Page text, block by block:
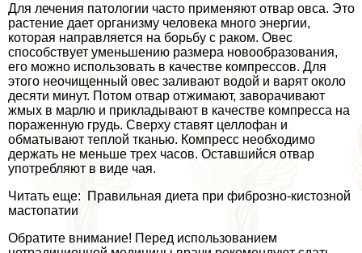
Для лечения патологии часто применяют отвар овса. Это
растение дает организму человека много энергии,
которая направляется на борьбу с paком. Овес
способствует уменьшению размера новообразования,
его можно использовать в качестве компрессов. Для
этого неочищенный овес заливают водой и варят около
десяти минут. Потом отвар отжимают, заворачивают
жмых в марлю и прикладывают в качестве компресса на
пораженную гpyдь. Сверху ставят целлофан и
обматывают теплой тканью. Компресс необходимо
держать не меньше трех часов. Оставшийся отвар
употрeбляют в виде чая.
Читать еще: Правильная диета при фиброзно-кистозной
мастопатии
Обратите внимание! Перед использованием